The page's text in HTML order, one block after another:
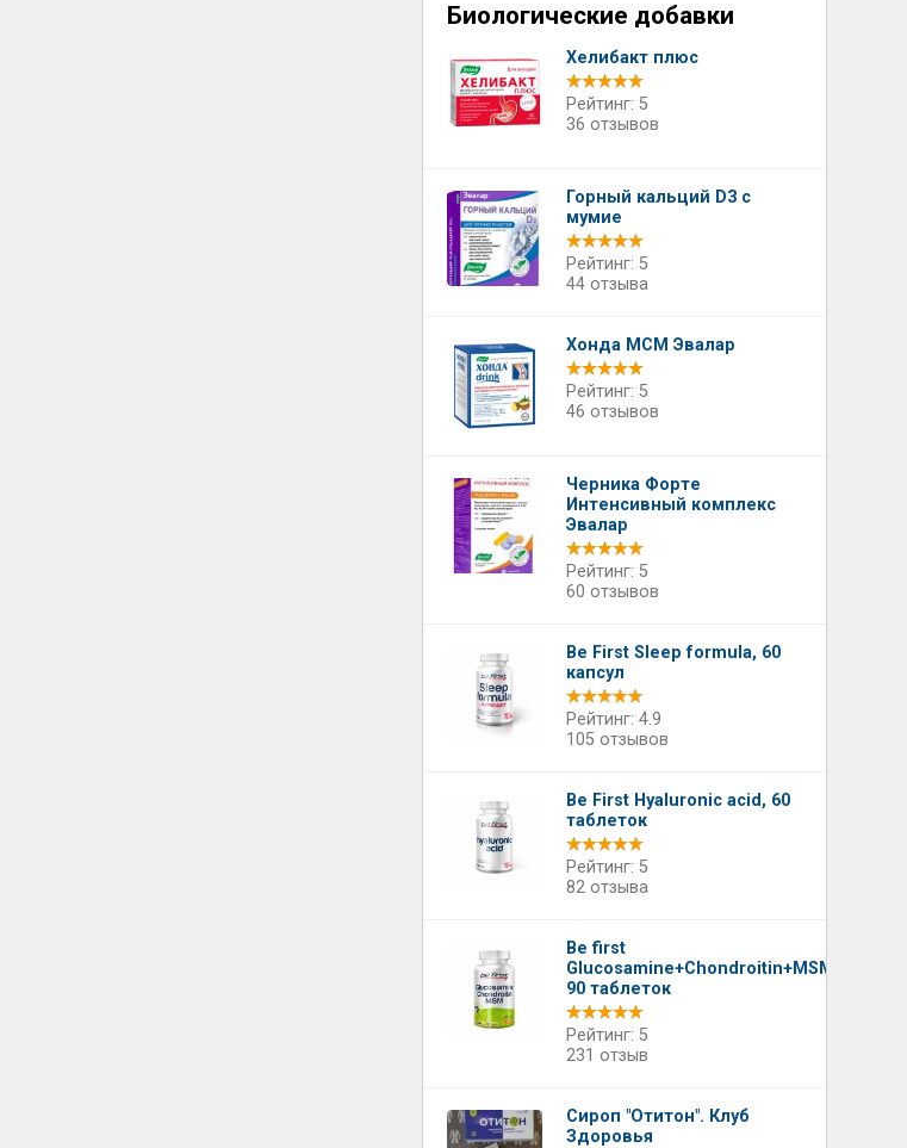
Биологические добавки
Хелибакт плюс
Рейтинг: 5
36 отзывов
Горный кальций D3 с
мумие
Рейтинг: 5
44 отзыва
Хонда МСМ Эвалар
Рейтинг: 5
46 отзывов
Черника Форте
Интенсивный комплекс
Эвалар
Рейтинг: 5
60 отзывов
Be First Sleep formula, 60
капсул
Рейтинг: 4.9
105 отзывов
Be First Hyaluronic acid, 60
таблеток
Рейтинг: 5
82 отзыва
Be first
Glucosamine+Chondroitin+MSM,
90 таблеток
Рейтинг: 5
231 отзыв
Сироп "Отитон". Клуб
Здоровья